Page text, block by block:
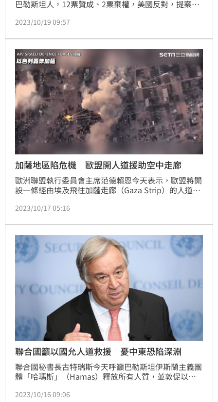
巴勒斯坦人，12票贊成、2票棄權，美國反對，提案遭
衛權。
2023/10/19 09:57
加薩地區陷危機 歐盟開人道援助空中走廊
歐洲聯盟執行委員會主席范德賴恩今天表示，歐盟將開
設一條經由埃及飛往加薩走廊（Gaza Strip）的人道援
2023/10/17 05:16
聯合國籲以國允人道救援 憂中東恐陷深淵
聯合國秘書長古特瑞斯今天呼籲巴勒斯坦伊斯蘭主義團
體「哈瑪斯」（Hamas）釋放所有人質，並敦促以色
2023/10/16 09:06